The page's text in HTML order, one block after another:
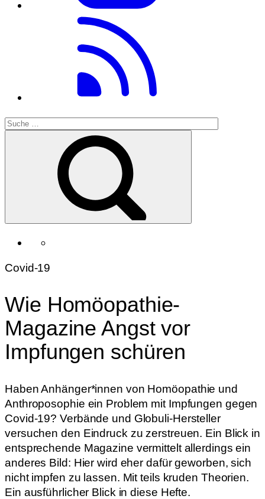
Covid-19
Wie Homöopathie-
Magazine Angst vor
Impfungen schüren
Haben Anhänger*innen von Homöopathie und
Anthroposophie ein Problem mit Impfungen gegen
Covid-19? Verbände und Globuli-Hersteller
versuchen den Eindruck zu zerstreuen. Ein Blick in
entsprechende Magazine vermittelt allerdings ein
anderes Bild: Hier wird eher dafür geworben, sich
nicht impfen zu lassen. Mit teils kruden Theorien.
Ein ausführlicher Blick in diese Hefte.